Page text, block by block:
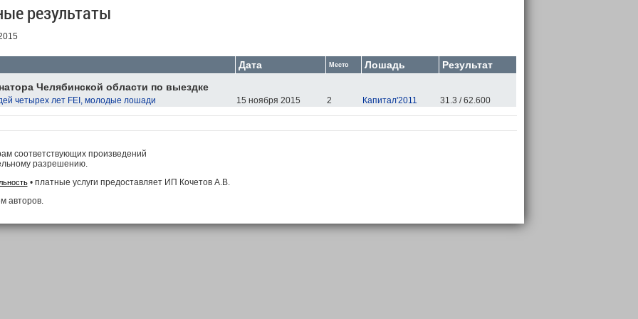
результаты
Дата Место Лошадь
Результат
Челябинской области по выездке
четырех лет FEI, молодые лошади 15 ноября 2015 2 Капитал'2011 31.3 / 62.600
соответствующих произведений
разрешению.
• платные услуги предоставляет ИП Кочетов А.В.
авторов.